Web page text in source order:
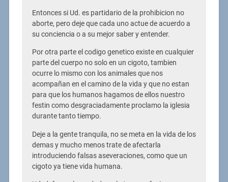
Entonces si Ud. es partidario de la prohibicion no
aborte, pero deje que cada uno actue de acuerdo a
su conciencia o a su mejor saber y entender.
Por otra parte el codigo genetico existe en cualquier
parte del cuerpo no solo en un cigoto, tambien
ocurre lo mismo con los animales que nos
acompañan en el camino de la vida y que no estan
para que los humanos hagamos de ellos nuestro
festin como desgraciadamente proclamo la iglesia
durante tanto tiempo.
Deje a la gente tranquila, no se meta en la vida de los
demas y mucho menos trate de afectarla
introduciendo falsas aseveraciones, como que un
cigoto ya tiene vida humana.